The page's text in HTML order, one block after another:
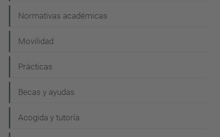
Normativas académicas
Movilidad
Prácticas
Becas y ayudas
Acogida y tutoría